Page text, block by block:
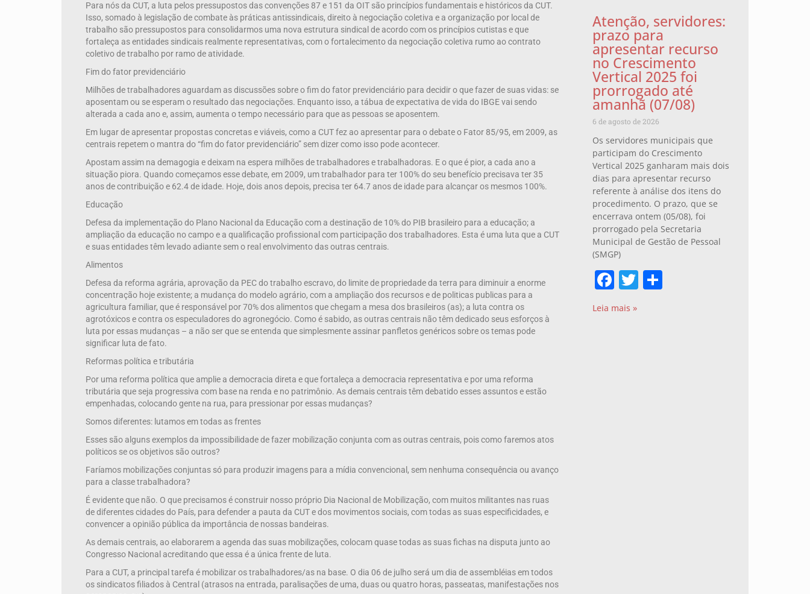
Para nós da CUT, a luta pelos pressupostos das convenções 87 e 151 da OIT são princípios fundamentais e históricos da CUT.
Isso, somado à legislação de combate às práticas antissindicais, direito à negociação coletiva e a organização por local de
trabalho são pressupostos para consolidarmos uma nova estrutura sindical de acordo com os princípios cutistas e que
fortaleça as entidades sindicais realmente representativas, com o fortalecimento da negociação coletiva rumo ao contrato
coletivo de trabalho por ramo de atividade.
Fim do fator previdenciário
Milhões de trabalhadores aguardam as discussões sobre o fim do fator previdenciário para decidir o que fazer de suas vidas: se
aposentam ou se esperam o resultado das negociações. Enquanto isso, a tábua de expectativa de vida do IBGE vai sendo
alterada a cada ano e, assim, aumenta o tempo necessário para que as pessoas se aposentem.
Em lugar de apresentar propostas concretas e viáveis, como a CUT fez ao apresentar para o debate o Fator 85/95, em 2009, as
centrais repetem o mantra do “fim do fator previdenciário” sem dizer como isso pode acontecer.
Apostam assim na demagogia e deixam na espera milhões de trabalhadores e trabalhadoras. E o que é pior, a cada ano a
situação piora. Quando começamos esse debate, em 2009, um trabalhador para ter 100% do seu benefício precisava ter 35
anos de contribuição e 62.4 de idade. Hoje, dois anos depois, precisa ter 64.7 anos de idade para alcançar os mesmos 100%.
Educação
Defesa da implementação do Plano Nacional da Educação com a destinação de 10% do PIB brasileiro para a educação; a
ampliação da educação no campo e a qualificação profissional com participação dos trabalhadores. Esta é uma luta que a CUT
e suas entidades têm levado adiante sem o real envolvimento das outras centrais.
Alimentos
Defesa da reforma agrária, aprovação da PEC do trabalho escravo, do limite de propriedade da terra para diminuir a enorme
concentração hoje existente; a mudança do modelo agrário, com a ampliação dos recursos e de politicas publicas para a
agricultura familiar, que é responsável por 70% dos alimentos que chegam a mesa dos brasileiros (as); a luta contra os
agrotóxicos e contra os especuladores do agronegócio. Como é sabido, as outras centrais não têm dedicado seus esforços à
luta por essas mudanças – a não ser que se entenda que simplesmente assinar panfletos genéricos sobre os temas pode
significar luta de fato.
Reformas política e tributária
Por uma reforma política que amplie a democracia direta e que fortaleça a democracia representativa e por uma reforma
tributária que seja progressiva com base na renda e no patrimônio. As demais centrais têm debatido esses assuntos e estão
empenhadas, colocando gente na rua, para pressionar por essas mudanças?
Somos diferentes: lutamos em todas as frentes
Esses são alguns exemplos da impossibilidade de fazer mobilização conjunta com as outras centrais, pois como faremos atos
políticos se os objetivos são outros?
Faríamos mobilizações conjuntas só para produzir imagens para a mídia convencional, sem nenhuma consequência ou avanço
para a classe trabalhadora?
É evidente que não. O que precisamos é construir nosso próprio Dia Nacional de Mobilização, com muitos militantes nas ruas
de diferentes cidades do País, para defender a pauta da CUT e dos movimentos sociais, com todas as suas especificidades, e
convencer a opinião pública da importância de nossas bandeiras.
As demais centrais, ao elaborarem a agenda das suas mobilizações, colocam quase todas as suas fichas na disputa junto ao
Congresso Nacional acreditando que essa é a única frente de luta.
Para a CUT, a principal tarefa é mobilizar os trabalhadores/as na base. O dia 06 de julho será um dia de assembléias em todos
os sindicatos filiados à Central (atrasos na entrada, paralisações de uma, duas ou quatro horas, passeatas, manifestações nos
Atenção, servidores:
prazo para
apresentar recurso
no Crescimento
Vertical 2025 foi
prorrogado até
amanhã (07/08)
6 de agosto de 2026
Os servidores municipais que
participam do Crescimento
Vertical 2025 ganharam mais dois
dias para apresentar recurso
referente à análise dos itens do
procedimento. O prazo, que se
encerrava ontem (05/08), foi
prorrogado pela Secretaria
Municipal de Gestão de Pessoal
(SMGP)
Facebook
Twitter
Leia mais »